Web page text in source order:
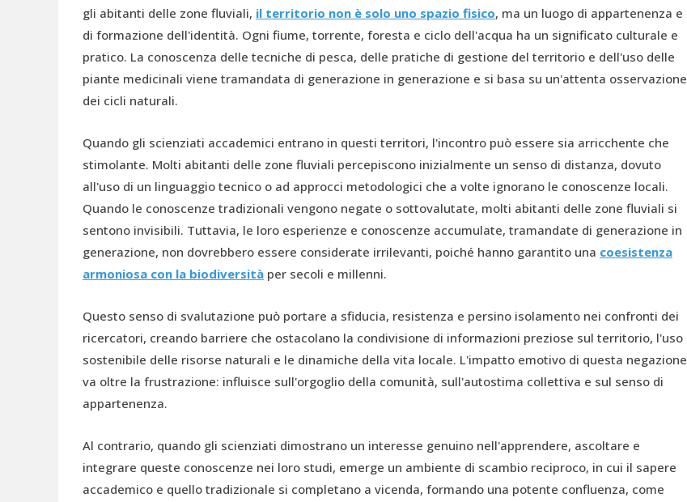
gli abitanti delle zone fluviali, il territorio non è solo uno spazio fisico, ma un luogo di appartenenza e
di formazione dell'identità. Ogni fiume, torrente, foresta e ciclo dell'acqua ha un significato culturale e
pratico. La conoscenza delle tecniche di pesca, delle pratiche di gestione del territorio e dell'uso delle
piante medicinali viene tramandata di generazione in generazione e si basa su un'attenta osservazione
dei cicli naturali.
Quando gli scienziati accademici entrano in questi territori, l'incontro può essere sia arricchente che
stimolante. Molti abitanti delle zone fluviali percepiscono inizialmente un senso di distanza, dovuto
all'uso di un linguaggio tecnico o ad approcci metodologici che a volte ignorano le conoscenze locali.
Quando le conoscenze tradizionali vengono negate o sottovalutate, molti abitanti delle zone fluviali si
sentono invisibili. Tuttavia, le loro esperienze e conoscenze accumulate, tramandate di generazione in
generazione, non dovrebbero essere considerate irrilevanti, poiché hanno garantito una coesistenza
armoniosa con la biodiversità per secoli e millenni.
Questo senso di svalutazione può portare a sfiducia, resistenza e persino isolamento nei confronti dei
ricercatori, creando barriere che ostacolano la condivisione di informazioni preziose sul territorio, l'uso
sostenibile delle risorse naturali e le dinamiche della vita locale. L'impatto emotivo di questa negazione
va oltre la frustrazione: influisce sull'orgoglio della comunità, sull'autostima collettiva e sul senso di
appartenenza.
Al contrario, quando gli scienziati dimostrano un interesse genuino nell'apprendere, ascoltare e
integrare queste conoscenze nei loro studi, emerge un ambiente di scambio reciproco, in cui il sapere
accademico e quello tradizionale si completano a vicenda, formando una potente confluenza, come